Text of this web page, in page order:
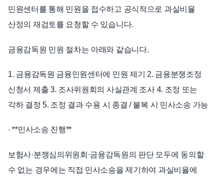
민원센터를 통해 민원을 접수하고 공식적으로 과실비율
산정의 재검토를 요청할 수 있습니다.
금융감독원 민원 절차는 아래와 같습니다.
1. 금융감독원 금융민원센터에 민원 제기 2. 금융분쟁조정
신청서 제출 3. 조사위원회의 사실관계 조사 4. 조정 또는
각하 결정 5. 조정 결과 수용 시 종결 / 불복 시 민사소송 가능
· **민사소송 진행**
보험사·분쟁심의위원회·금융감독원의 판단 모두에 동의할
수 없는 경우에는 직접 민사소송을 제기하여 과실비율에